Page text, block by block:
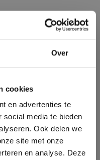
Over
cookies
en advertenties te
social media te bieden
Ook delen we
site met onze
en analyse. Deze
een
aan:
bij van den
handwerk. Wij
een prijs op
en eventueel is
ook direct op
maakt
and is no
the website
om de
Door
website geeft u
cookies in
Lees